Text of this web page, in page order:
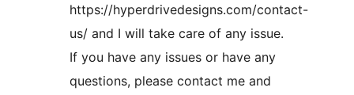
https://hyperdrivedesigns.com/contact-
us/ and I will take care of any issue.
If you have any issues or have any
questions, please contact me and